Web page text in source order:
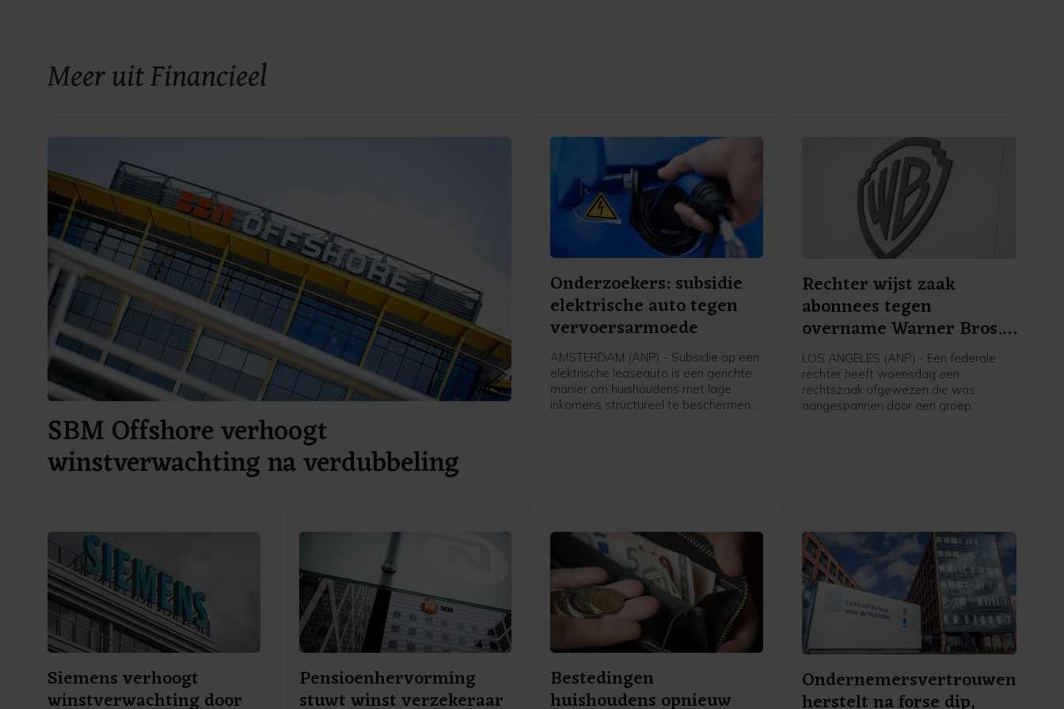
Meer uit Financieel
SBM Offshore verhoogt
winstverwachting na verdubbeling
Onderzoekers: subsidie
elektrische auto tegen
vervoersarmoede
AMSTERDAM (ANP) - Subsidie op een
elektrische leaseauto is een gerichte
manier om huishoudens met lage
inkomens structureel te beschermen
Rechter wijst zaak
abonnees tegen
overname Warner Bros.
af
LOS ANGELES (ANP) - Een federale
rechter heeft woensdag een
rechtszaak afgewezen die was
aangespannen door een groep
Siemens verhoogt
winstverwachting door
Pensioenhervorming
stuwt winst verzekeraar
Bestedingen
huishoudens opnieuw
Ondernemersvertrouwen